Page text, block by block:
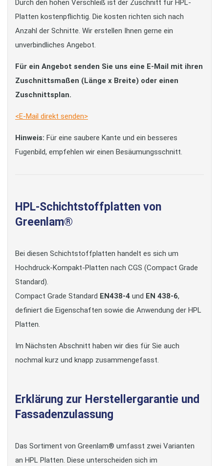
Durch den hohen Verschleiß ist der Zuschnitt für HPL-
Platten kostenpflichtig. Die kosten richten sich nach
Anzahl der Schnitte. Wir erstellen Ihnen gerne ein
unverbindliches Angebot.
Für ein Angebot senden Sie uns eine E-Mail mit ihren
Zuschnittsmaßen (Länge x Breite) oder einen
Zuschnittsplan.
<E-Mail direkt senden>
Hinweis: Für eine saubere Kante und ein besseres
Fugenbild, empfehlen wir einen Besäumungsschnitt.
HPL-Schichtstoffplatten von
Greenlam®
Bei diesen Schichtstoffplatten handelt es sich um
Hochdruck-Kompakt-Platten nach CGS (Compact Grade
Standard).
Compact Grade Standard EN438-4 und EN 438-6,
definiert die Eigenschaften sowie die Anwendung der HPL
Platten.
Im Nächsten Abschnitt haben wir dies für Sie auch
nochmal kurz und knapp zusammengefasst.
Erklärung zur Herstellergarantie und
Fassadenzulassung
Das Sortiment von Greenlam® umfasst zwei Varianten
an HPL Platten. Diese unterscheiden sich im